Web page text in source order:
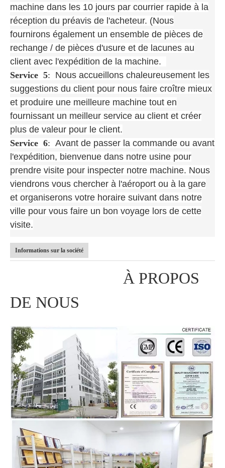
machine dans les 10 jours par courrier rapide à la
réception du préavis de l'acheteur. (Nous
fournirons également un ensemble de pièces de
rechange / de pièces d'usure et de lacunes au
client avec l'expédition de la machine.
Service 5: Nous accueillons chaleureusement les
suggestions du client pour nous faire croître mieux
et produire une meilleure machine tout en
fournissant un meilleur service au client et créer
plus de valeur pour le client.
Service 6: Avant de passer la commande ou avant
l'expédition, bienvenue dans notre usine pour
prendre visite pour inspecter notre machine. Nous
viendrons vous chercher à l'aéroport ou à la gare
et organiserons votre horaire suivant dans notre
ville pour vous faire un bon voyage lors de cette
visite.
Informations sur la société
À PROPOS
DE NOUS